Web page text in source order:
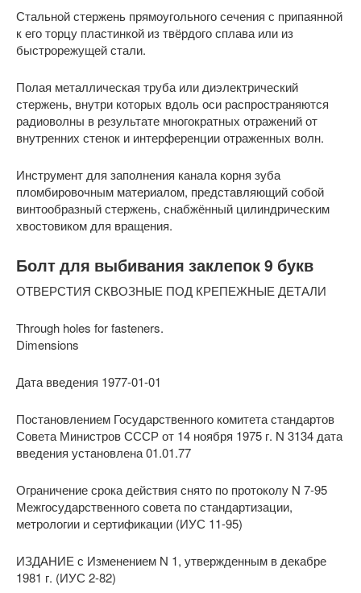
Стальной стержень прямоугольного сечения с припаянной
к его торцу пластинкой из твёрдого сплава или из
быстрорежущей стали.
Полая металлическая труба или диэлектрический
стержень, внутри которых вдоль оси распространяются
радиоволны в результате многократных отражений от
внутренних стенок и интерференции отраженных волн.
Инструмент для заполнения канала корня зуба
пломбировочным материалом, представляющий собой
винтообразный стержень, снабжённый цилиндрическим
хвостовиком для вращения.
Болт для выбивания заклепок 9 букв
ОТВЕРСТИЯ СКВОЗНЫЕ ПОД КРЕПЕЖНЫЕ ДЕТАЛИ
Through holes for fasteners.
Dimensions
Дата введения 1977-01-01
Постановлением Государственного комитета стандартов
Совета Министров СССР от 14 ноября 1975 г. N 3134 дата
введения установлена 01.01.77
Ограничение срока действия снято по протоколу N 7-95
Межгосударственного совета по стандартизации,
метрологии и сертификации (ИУС 11-95)
ИЗДАНИЕ с Изменением N 1, утвержденным в декабре
1981 г. (ИУС 2-82)